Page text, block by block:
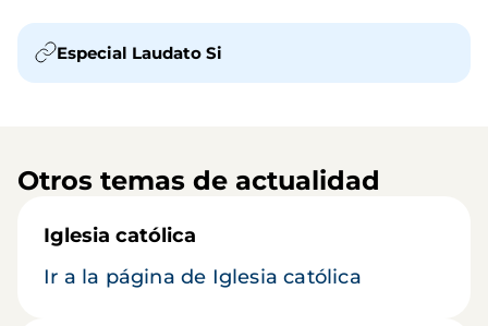
Especial Laudato Si
Otros temas de actualidad
Iglesia católica
Ir a la página de Iglesia católica